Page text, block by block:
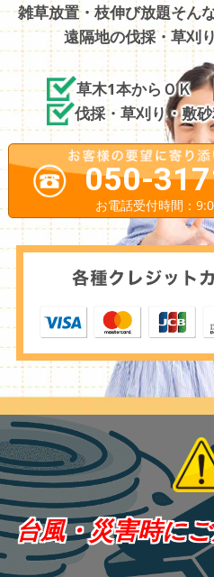
雑草放置・枝伸び放題そん
遠隔地の伐採・草刈
草木1本からＯＫ
伐採・草刈り・敷
050-
お電話受付時間：
台風・災害時に